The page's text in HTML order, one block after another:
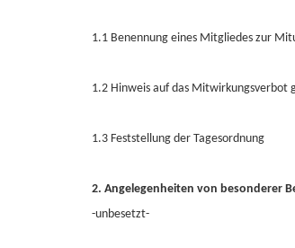
1.1 Benennung eines Mitgliedes zur
1.2 Hinweis auf das Mitwirkungsverbot
1.3 Feststellung der Tagesordnung
2. Angelegenheiten von besonderer
-unbesetzt-